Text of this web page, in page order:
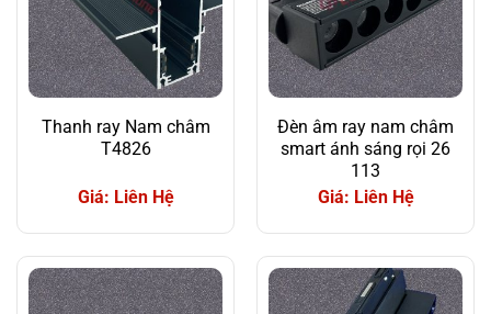
Thanh ray Nam châm
T4826
Giá: Liên Hệ
Đèn âm ray nam châm
smart ánh sáng rọi 26
113
Giá: Liên Hệ